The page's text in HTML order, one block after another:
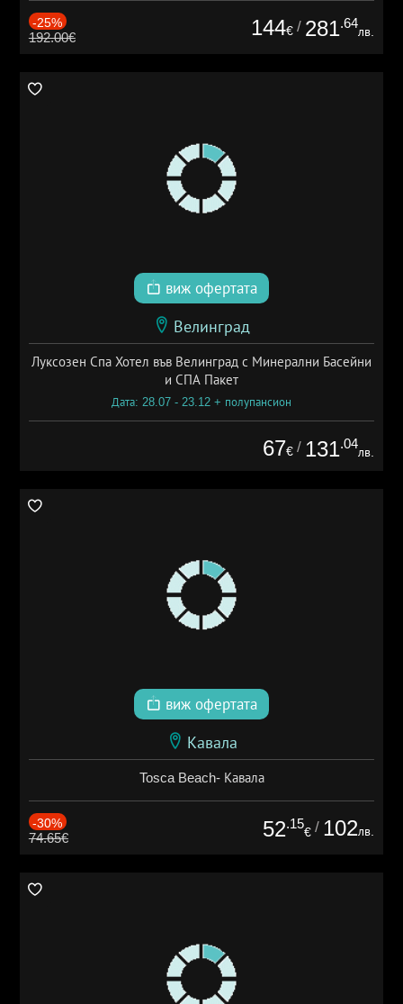
-25%
192.00€ 144€ / 281.64
лв.
виж офертата
Велинград
Луксозен Спа Хотел във Велинград с Минерални Басейни
и СПА Пакет
Дата: 28.07 - 23.12 + полупансион
67€ / 131.04
лв.
виж офертата
Кавала
Tosca Beach- Кавала
-30%
74.65€ 52.15
€ / 102лв.